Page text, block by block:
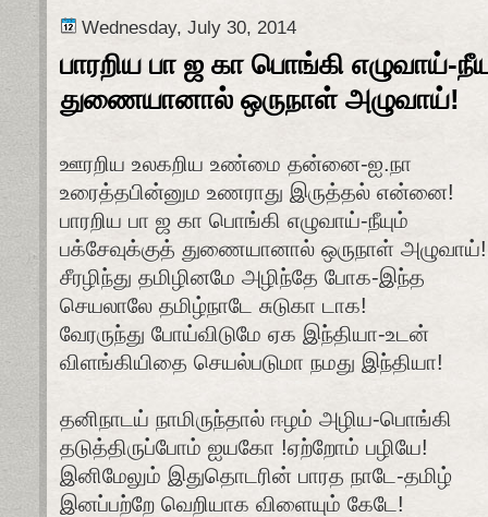
Wednesday, July 30, 2014
பாரறிய பா ஜ கா பொங்கி எழுவாய்-
துணையானால் ஒருநாள் அழுவாய்!
ஊரறிய உலகறிய உண்மை தன்னை-ஐ.நா
உரைத்தபின்னும உணராது இருத்தல் என்னை!
பாரறிய பா ஜ கா பொங்கி எழுவாய்-நீயும்
பக்சேவுக்குத் துணையானால் ஒருநாள் அழுவாய்!
சீரழிந்து தமிழினமே அழிந்தே போக-இந்த
செயலாலே தமிழ்நாடே சுடுகா டாக!
வேரருந்து போய்விடுமே ஏக இந்தியா-உடன்
விளங்கியிதை செயல்படுமா நமது இந்தியா!
தனிநாடய் நாமிருந்தால் ஈழம் அழிய-பொங்கி
தடுத்திருப்போம் ஐயகோ !ஏற்றோம் பழியே!
இனிமேலும் இதுதொடரின் பாரத நாடே-தமிழ்
இனப்பற்றே வெறியாக விளையும் கேடே!